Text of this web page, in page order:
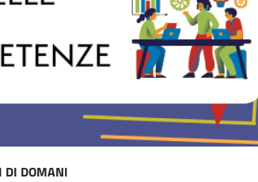
DI DOMANI